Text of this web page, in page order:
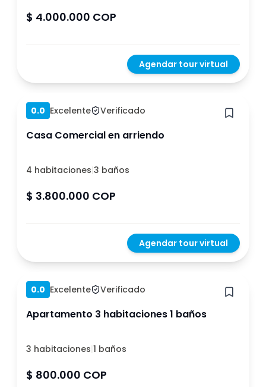
$ 4.000.000 COP
Agendar tour virtual
Hace 1 año
0.0 Excelente Verificado
Casa Comercial en arriendo
4 habitaciones|3 baños
$ 3.800.000 COP
Agendar tour virtual
Hace 1 año
0.0 Excelente Verificado
Apartamento 3 habitaciones 1 baños
3 habitaciones|1 baños
$ 800.000 COP